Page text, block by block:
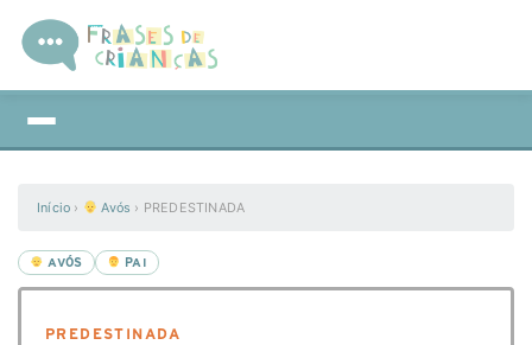
Início › Avós › PREDESTINADA
AVÓS PAI
PREDESTINADA